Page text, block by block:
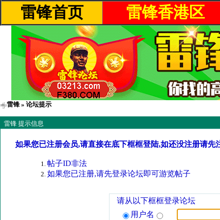
雷锋首页 雷锋香港区
雷锋 » 论坛提示
雷锋 提示信息
如果您已注册会员,请直接在底下框框登陆,如还没注册请先
帖子ID非法
如果您已注册,请先登录论坛即可游览帖子
请从以下框框登录论坛
用户名